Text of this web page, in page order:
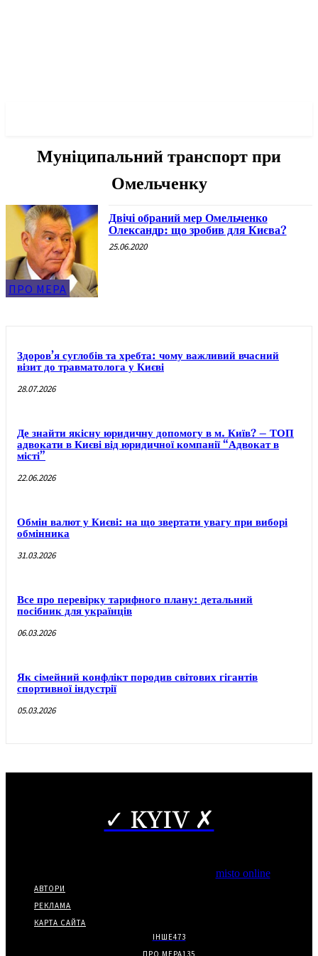
Муніципальний транспорт при
Омельченку
ПРО МЕРА
Двічі обраний мер Омельченко
Олександр: що зробив для Києва?
25.06.2020
Здоров’я суглобів та хребта: чому важливий вчасний
візит до травматолога у Києві
28.07.2026
Де знайти якісну юридичну допомогу в м. Київ? – ТОП
адвокати в Києві від юридичної компанії “Адвокат в
місті”
22.06.2026
Обмін валют у Києві: на що звертати увагу при виборі
обмінника
31.03.2026
Все про перевірку тарифного плану: детальний
посібник для українців
06.03.2026
Як сімейний конфлікт породив світових гігантів
спортивної індустрії
05.03.2026
✓ KYIV ✗
misto online
АВТОРИ
РЕКЛАМА
КАРТА САЙТА
ІНШЕ473
ПРО МЕРА135